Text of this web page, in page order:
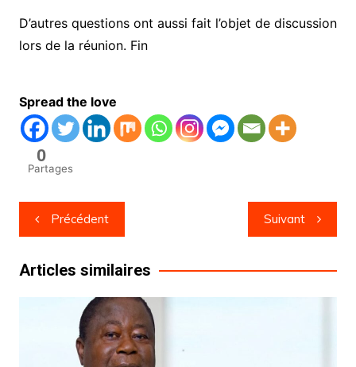
D’autres questions ont aussi fait l’objet de discussion
lors de la réunion. Fin
Spread the love
0
Partages
Navigation
de
l’article
Précédent Suivant
Articles similaires